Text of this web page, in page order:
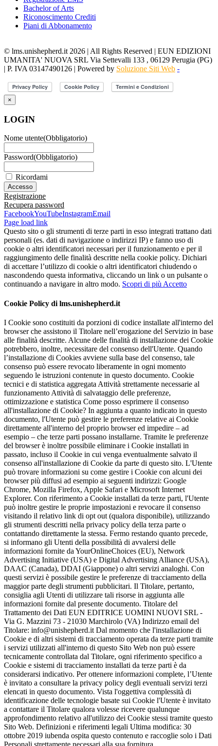
Bachelor of Arts
Riconoscimento Crediti
Piani di Abbonamento
© lms.unishepherd.it 2026 | All Rights Reserved | EUN EDIZIONI
UMANITA' NUOVA SRL Via Settevalli 133 , 06129 Perugia (PG)
| P. IVA 03147490126 | Powered by Soluzione Siti Web -
×
LOGIN
Nome utente(Obbligatorio)
Password(Obbligatorio)
Ricordami
Registrazione
Recupera password
FacebookYouTubeInstagramEmail
Page load link
Questo sito o gli strumenti di terze parti in esso integrati trattano dati
personali (es. dati di navigazione o indirizzi IP) e fanno uso di
cookie o altri identificatori necessari per il funzionamento e per il
raggiungimento delle finalità descritte nella cookie policy. Dichiari
di accettare l’utilizzo di cookie o altri identificatori chiudendo o
nascondendo questa informativa, cliccando un link o un pulsante o
continuando a navigare in altro modo. Scopri di piùAccetto
Cookie Policy di lms.unishepherd.it
I Cookie sono costituiti da porzioni di codice installate all'interno del
browser che assistono il Titolare nell’erogazione del Servizio in base
alle finalità descritte. Alcune delle finalità di installazione dei Cookie
potrebbero, inoltre, necessitare del consenso dell'Utente. Quando
l’installazione di Cookies avviene sulla base del consenso, tale
consenso può essere revocato liberamente in ogni momento
seguendo le istruzioni contenute in questo documento. Cookie
tecnici e di statistica aggregata Attività strettamente necessarie al
funzionamento Attività di salvataggio delle preferenze,
ottimizzazione e statistica Come posso esprimere il consenso
all'installazione di Cookie? In aggiunta a quanto indicato in questo
documento, l'Utente può gestire le preferenze relative ai Cookie
direttamente all'interno del proprio browser ed impedire – ad
esempio – che terze parti possano installarne. Tramite le preferenze
del browser è inoltre possibile eliminare i Cookie installati in
passato, incluso il Cookie in cui venga eventualmente salvato il
consenso all'installazione di Cookie da parte di questo sito. L'Utente
può trovare informazioni su come gestire i Cookie con alcuni dei
browser più diffusi ad esempio ai seguenti indirizzi: Google
Chrome, Mozilla Firefox, Apple Safari e Microsoft Internet
Explorer. Con riferimento a Cookie installati da terze parti, l'Utente
può inoltre gestire le proprie impostazioni e revocare il consenso
visitando il relativo link di opt out (qualora disponibile), utilizzando
gli strumenti descritti nella privacy policy della terza parte o
contattando direttamente la stessa. Fermo restando quanto precede,
si informano gli Utenti della possibilità di avvalersi delle
informazioni fornite da YourOnlineChoices (EU), Network
Advertising Initiative (USA) e Digital Advertising Alliance (USA),
DAAC (Canada), DDAI (Giappone) o altri servizi analoghi. Con
questi servizi è possibile gestire le preferenze di tracciamento della
maggior parte degli strumenti pubblicitari. Il Titolare, pertanto,
consiglia agli Utenti di utilizzare tali risorse in aggiunta alle
informazioni fornite dal presente documento. Titolare del
Trattamento dei Dati EUN EDITRICE UOMINI NUOVI SRL -
Via G. Mazzini 73 - 21030 Marchirolo (VA) Indirizzo email del
Titolare: info@unishepherd.it Dal momento che l'installazione di
Cookie e di altri sistemi di tracciamento operata da terze parti tramite
i servizi utilizzati all'interno di questo Sito Web non può essere
tecnicamente controllata dal Titolare, ogni riferimento specifico a
Cookie e sistemi di tracciamento installati da terze parti è da
considerarsi indicativo. Per ottenere informazioni complete, l’Utente
è invitato a consultare la privacy policy degli eventuali servizi terzi
elencati in questo documento. Vista l'oggettiva complessità di
identificazione delle tecnologie basate sui Cookie l'Utente è invitato
a contattare il Titolare qualora volesse ricevere qualunque
approfondimento relativo all'utilizzo dei Cookie stessi tramite questo
Sito Web. Definizioni e riferimenti legali Ultima modifica: 30
ottobre 2019 iubenda ospita questo contenuto e raccoglie solo i Dati
Personali strettamente necessari alla sua fornitura.